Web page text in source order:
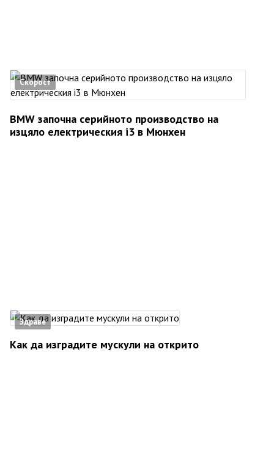
Скорост
BMW започна серийното производство на
изцяло електрическия i3 в Мюнхен
Здраве
Как да изградите мускули на открито